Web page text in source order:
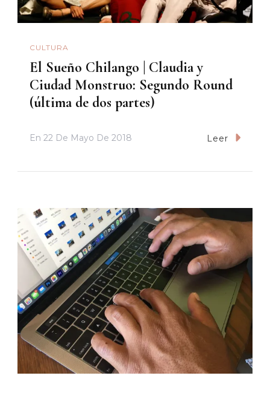
CULTURA
El Sueño Chilango | Claudia y
Ciudad Monstruo: Segundo Round
(última de dos partes)
En 22 De Mayo De 2018 Leer